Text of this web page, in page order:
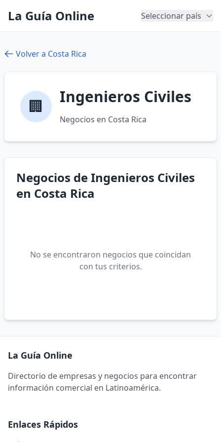
La Guía Online Seleccionar país
Volver a Costa Rica
🏢 Ingenieros Civiles
Negocios en Costa Rica
Negocios de Ingenieros Civiles
en Costa Rica
No se encontraron negocios que coincidan
con tus criterios.
La Guía Online
Directorio de empresas y negocios para encontrar
información comercial en Latinoamérica.
Enlaces Rápidos